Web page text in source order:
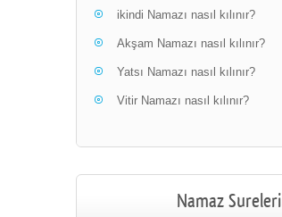
ikindi Namazı nasıl kılınır?
Akşam Namazı nasıl kılınır?
Yatsı Namazı nasıl kılınır?
Vitir Namazı nasıl kılınır?
Namaz Sureleri